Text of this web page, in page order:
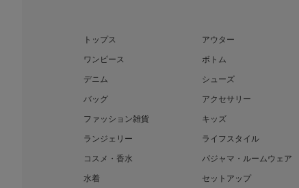
トップス
アウター
ワンピース
ボトム
デニム
シューズ
バッグ
アクセサリー
ファッション雑貨
キッズ
ランジェリー
ライフスタイル
コスメ・香水
パジャマ・ルームウェア
水着
セットアップ